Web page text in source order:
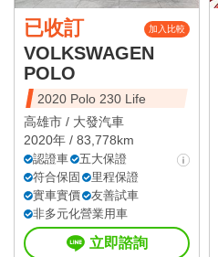
已收訂 加入比較
VOLKSWAGEN
POLO
2020 Polo 230 Life
高雄市 / 大發汽車
2020年 / 83,778km
認證車
五大保證
符合保固
里程保證
實車實價
友善試車
非多元化營業用車
立即諮詢